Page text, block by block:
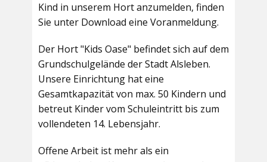
Kind in unserem Hort anzumelden, finden
Sie unter Download eine Voranmeldung.
Der Hort "Kids Oase" befindet sich auf dem
Grundschulgelände der Stadt Alsleben.
Unsere Einrichtung hat eine
Gesamtkapazität von max. 50 Kindern und
betreut Kinder vom Schuleintritt bis zum
vollendeten 14. Lebensjahr.
Offene Arbeit ist mehr als ein